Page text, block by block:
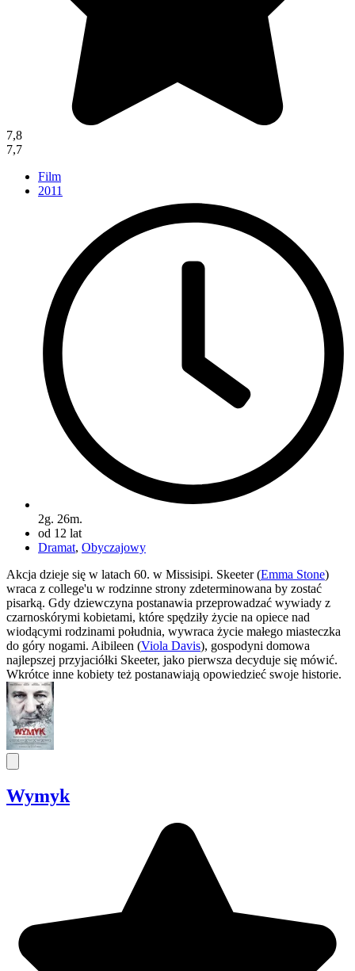
7,8
7,7
Film
2011
2g. 26m.
od 12 lat
Dramat, Obyczajowy
Akcja dzieje się w latach 60. w Missisipi. Skeeter (Emma Stone)
wraca z college'u w rodzinne strony zdeterminowana by zostać
pisarką. Gdy dziewczyna postanawia przeprowadzać wywiady z
czarnoskórymi kobietami, które spędziły życie na opiece nad
wiodącymi rodzinami południa, wywraca życie małego miasteczka
do góry nogami. Aibileen (Viola Davis), gospodyni domowa
najlepszej przyjaciółki Skeeter, jako pierwsza decyduje się mówić.
Wkrótce inne kobiety też postanawiają opowiedzieć swoje historie.
Wymyk